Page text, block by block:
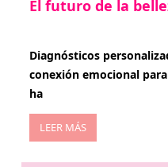
El futuro de la
Diagnósticos
conexión emocional
ha
LEER MÁS